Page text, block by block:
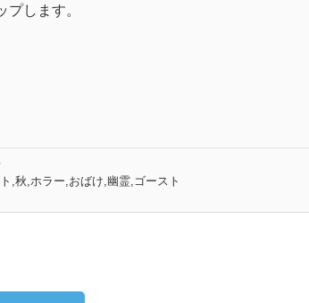
します。
,秋,ホラー,おばけ,幽霊,ゴースト